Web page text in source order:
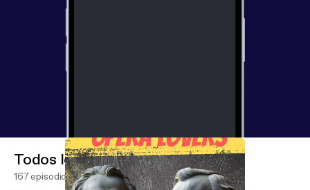
Todos los episodios
167 episodios